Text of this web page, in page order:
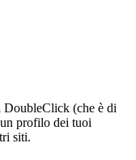
DoubleClick (che è di
profilo dei tuoi
siti.